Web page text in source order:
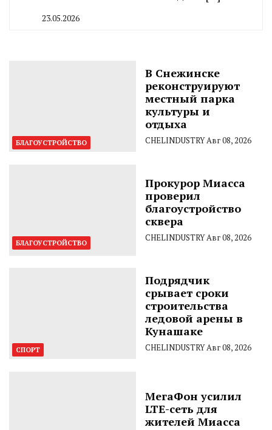
23.05.2026
БЛАГОУСТРОЙСТВО
В Снежинске
реконструируют
местный парка
культуры и
отдыха
CHELINDUSTRYАвг 08, 2026
БЛАГОУСТРОЙСТВО
Прокурор Миасса
проверил
благоустройство
сквера
CHELINDUSTRYАвг 08, 2026
СПОРТ
Подрядчик
срывает сроки
строительства
ледовой арены в
Кунашаке
CHELINDUSTRYАвг 08, 2026
МегаФон усилил
LTE-сеть для
жителей Миасса